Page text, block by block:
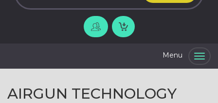
AIRGUN TECHNOLOGY